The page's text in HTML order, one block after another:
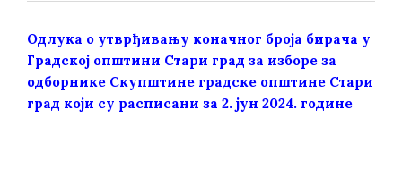
Одлукa о утврђивању коначног броја бирача у
Градској општини Стари град за изборе за
одборнике Скупштине градске општине Стари
град који су расписани за 2. јун 2024. године